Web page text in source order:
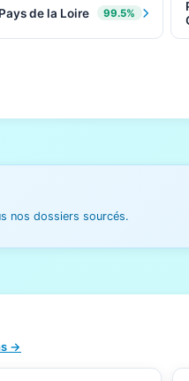
Pays de la Loire 99.5%
nos dossiers sourcés.
→